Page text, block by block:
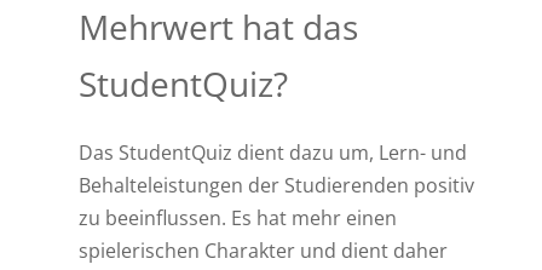
Mehrwert hat das
StudentQuiz?
Das StudentQuiz dient dazu um, Lern- und
Behalteleistungen der Studierenden positiv
zu beeinflussen. Es hat mehr einen
spielerischen Charakter und dient daher